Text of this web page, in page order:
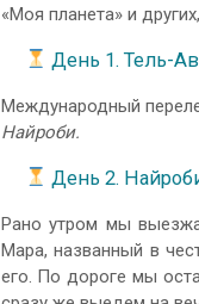
«Моя планета» и
День 1. Тель-
Международный
Найроби.
День 2.
Рано утром мы
Мара, названный в
его. По дороге мы